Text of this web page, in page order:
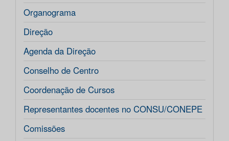
Organograma
Direção
Agenda da Direção
Conselho de Centro
Coordenação de Cursos
Representantes docentes no CONSU/CONEPE
Comissões